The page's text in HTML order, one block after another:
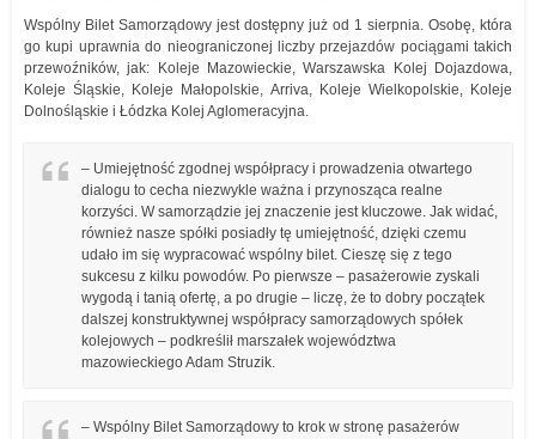
Wspólny Bilet Samorządowy jest dostępny już od 1 sierpnia. Osobę, która
go kupi uprawnia do nieograniczonej liczby przejazdów pociągami takich
przewoźników, jak: Koleje Mazowieckie, Warszawska Kolej Dojazdowa,
Koleje Śląskie, Koleje Małopolskie, Arriva, Koleje Wielkopolskie, Koleje
Dolnośląskie i Łódzka Kolej Aglomeracyjna.
– Umiejętność zgodnej współpracy i prowadzenia otwartego
dialogu to cecha niezwykle ważna i przynosząca realne
korzyści. W samorządzie jej znaczenie jest kluczowe. Jak widać,
również nasze spółki posiadły tę umiejętność, dzięki czemu
udało im się wypracować wspólny bilet. Cieszę się z tego
sukcesu z kilku powodów. Po pierwsze – pasażerowie zyskali
wygodą i tanią ofertę, a po drugie – liczę, że to dobry początek
dalszej konstruktywnej współpracy samorządowych spółek
kolejowych – podkreślił marszałek województwa
mazowieckiego Adam Struzik.
– Wspólny Bilet Samorządowy to krok w stronę pasażerów